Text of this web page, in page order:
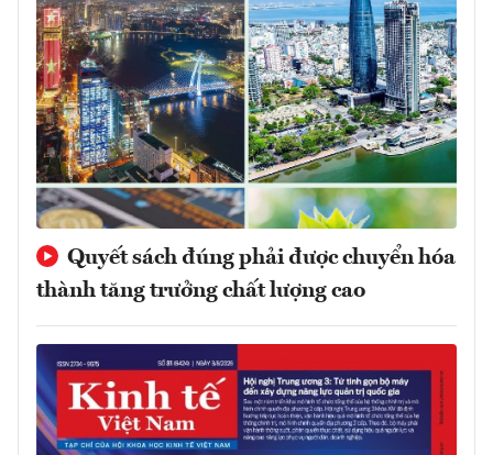
Quyết sách đúng phải được chuyển hóa
thành tăng trưởng chất lượng cao